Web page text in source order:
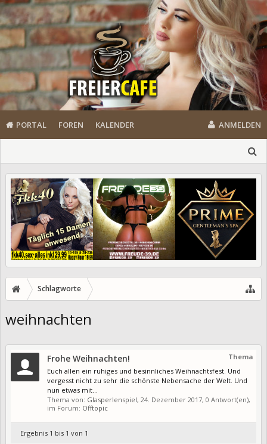
PORTAL FOREN KALENDER ANMELDEN
Schlagworte
weihnachten
Thema
Frohe Weihnachten!
Euch allen ein ruhiges und besinnliches Weihnachtsfest. Und
vergesst nicht zu sehr die schönste Nebensache der Welt. Und
nun etwas mit...
Thema von: Glasperlenspiel, 24. Dezember 2017, 0 Antwort(en),
im Forum: Offtopic
Ergebnis 1 bis 1 von 1